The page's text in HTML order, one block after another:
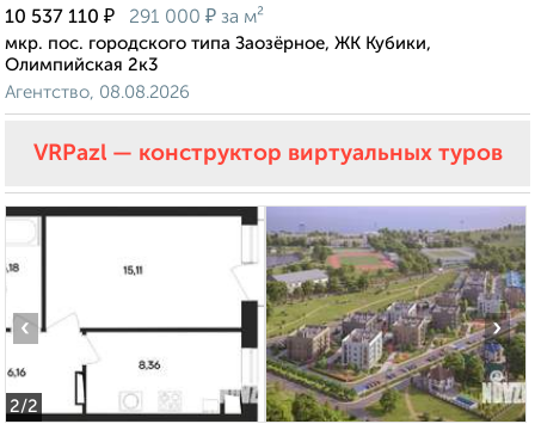
10 537 110 ₽ 291 000 ₽ за м²
мкр. пос. городского типа Заозёрное, ЖК Кубики,
Олимпийская 2к3
Агентство, 08.08.2026
VRPazl — конструктор виртуальных туров
2/2
‹ ›